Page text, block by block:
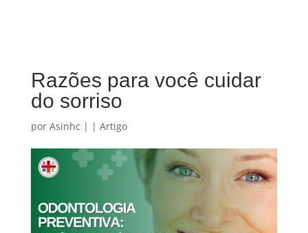
Razões para você cuidar
do sorriso
por Asinhc | | Artigo